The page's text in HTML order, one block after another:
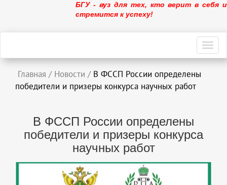
БГУ - вуз для тех, кто верит в себя и
стремится к успеху!
Главная / Новости / В ФССП России определены
победители и призеры конкурса научных работ
В ФССП России определены
победители и призеры конкурса
научных работ